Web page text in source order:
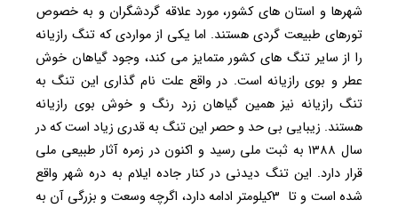
شهرها و استان های کشور، مورد علاقه گردشگران و به خصوص
تورهای طبیعت گردی هستند. اما یکی از مواردی که تنگ رازیانه
را از سایر تنگ های کشور متمایز می کند، وجود گیاهان خوش
عطر و بوی رازیانه است. در واقع علت نام گذاری این تنگ به
تنگ رازیانه نیز همین گیاهان زرد رنگ و خوش بوی رازیانه
هستند. زیبایی بی حد و حصر این تنگ به قدری زیاد است که در
سال ۱۳۸۸ به ثبت ملی رسید و اکنون در زمره آثار طبیعی ملی
قرار دارد. این تنگ دیدنی در کنار جاده ایلام به دره شهر واقع
شده است و تا 3کیلومتر ادامه دارد، اگرچه وسعت و بزرگی آن به